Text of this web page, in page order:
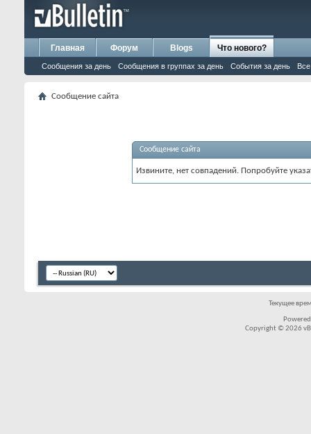
Главная Форум Blogs Что нового?
Сообщения за день Сообщения в группах за день События за день
Сообщение сайта
Сообщение сайта
Извините, нет совпадений. Попробуйте
Текущее
Copyright © 2026